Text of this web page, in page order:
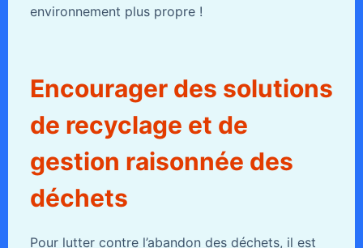
environnement plus propre !
Encourager des solutions
de recyclage et de
gestion raisonnée des
déchets
Pour lutter contre l’abandon des déchets, il est